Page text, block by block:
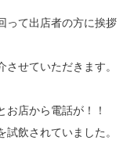
って出店者の方に挨拶
せていただきます。
店から電話が！！
飲されていました。